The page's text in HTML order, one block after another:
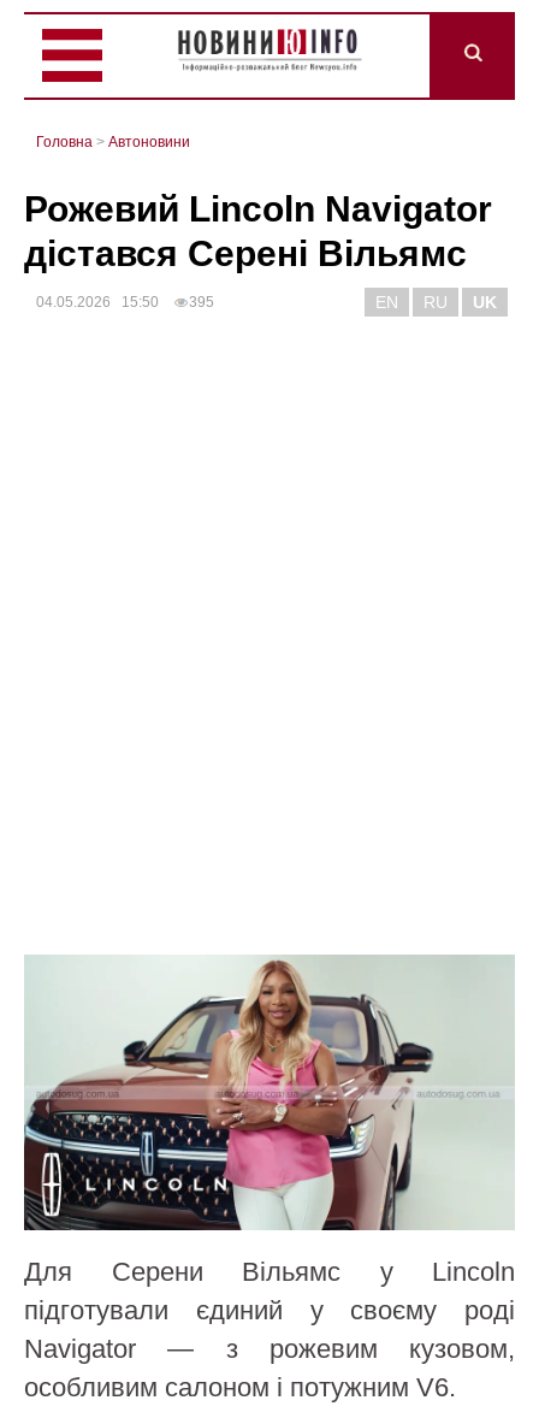
Головна > Автоновини
Рожевий Lincoln Navigator
дістався Серені Вільямс
04.05.2026 15:50 395 EN RU UK
Для Серени Вільямс у Lincoln
підготували єдиний у своєму роді
Navigator — з рожевим кузовом,
особливим салоном і потужним V6.